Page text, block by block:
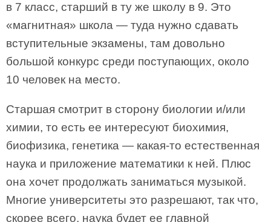
в 7 класс, старший в ту же школу в 9. Это
«магнитная» школа — туда нужно сдавать
вступительные экзамены, там довольно
большой конкурс среди поступающих, около
10 человек на место.
Старшая смотрит в сторону биологии и/или
химии, то есть ее интересуют биохимия,
биофизика, генетика — какая-то естественная
наука и приложение математики к ней. Плюс
она хочет продолжать заниматься музыкой.
Многие университеты это разрешают, так что,
скорее всего, наука будет ее главной